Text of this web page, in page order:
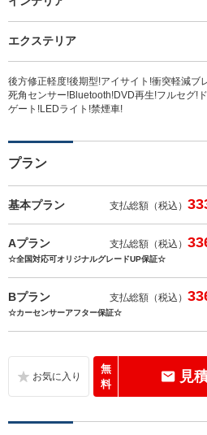
エクステリア
後方修正軽度!後期型!アイサイト!衝突軽減ブ
死角センサー!Bluetooth!DVD再生!フルセグ!
ゲート!LEDライト!禁煙車!
プラン
基本プラン 支払総額（税込）
Aプラン 支払総額（税込）
☆全国対応可オリジナルグレードUP保証☆
Bプラン 支払総額（税込）
☆カーセンサーアフター保証☆
無
料
見